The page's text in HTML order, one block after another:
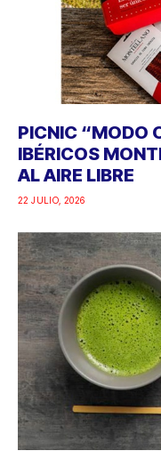
PICNIC “MODO
IBÉRICOS
AL AIRE LIBRE
22 JULIO, 2026